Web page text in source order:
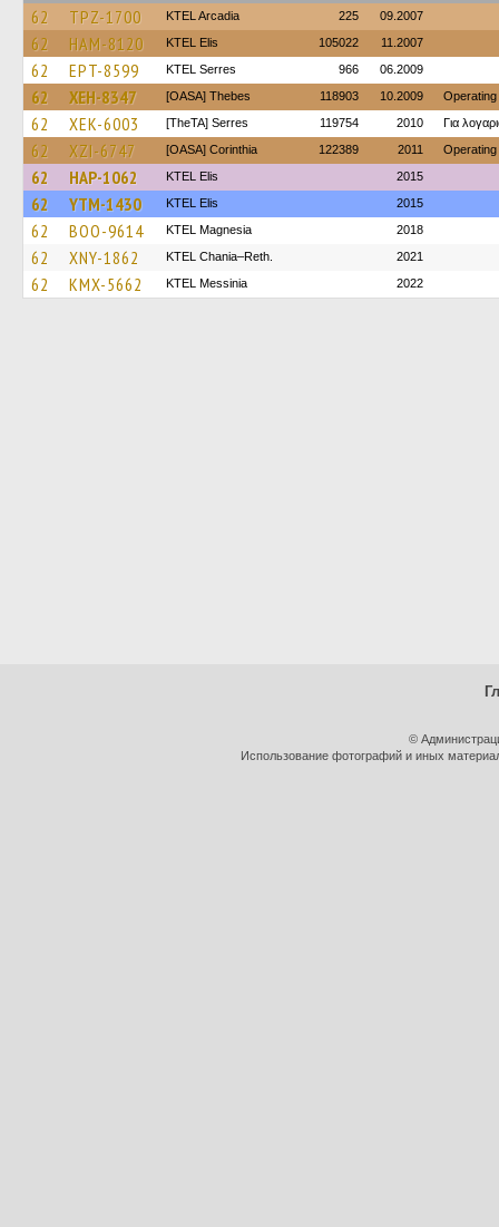
62 TPZ-1700 KTEL Arcadia 225 09.2007
62 HAM-8120 KTEL Elis 105022 11.2007
62 EPT-8599 KTEL Serres 966 06.2009
62 XEH-8347 [OASA] Thebes 118903 10.2009
62 XEK-6003 [TheTA] Serres 119754 2010 Για
62 XZI-6747 [OASA] Corinthia 122389 2011
62 HAP-1062 KTEL Elis 2015
62 YTM-1430 KTEL Elis 2015
62 BOO-9614 ΚΤΕL Magnesia 2018
62 XNY-1862 KTEL Chania–Reth. 2021
62 KMX-5662 KTEL Messinia 2022
©
Использование фотографий и иных